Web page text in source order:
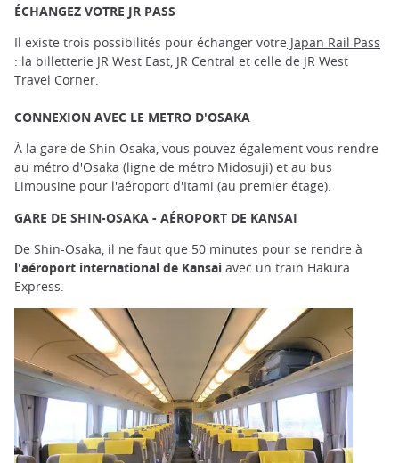
ÉCHANGEZ VOTRE JR PASS
Il existe trois possibilités pour échanger votre Japan Rail Pass
: la billetterie JR West East, JR Central et celle de JR West
Travel Corner.
CONNEXION AVEC LE METRO D'OSAKA
À la gare de Shin Osaka, vous pouvez également vous rendre
au métro d'Osaka (ligne de métro Midosuji) et au bus
Limousine pour l'aéroport d'Itami (au premier étage).
GARE DE SHIN-OSAKA - AÉROPORT DE KANSAI
De Shin-Osaka, il ne faut que 50 minutes pour se rendre à
l'aéroport international de Kansai avec un train Hakura
Express.